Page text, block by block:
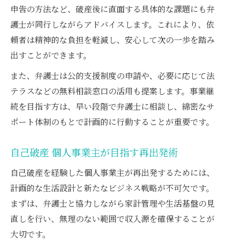
申告の方法など、破産後に直面する具体的な課題にも弁
護士が同行しながらアドバイスします。これにより、依
頼者は精神的な負担を軽減し、安心して次の一歩を踏み
出すことができます。
また、弁護士は公的支援制度の申請や、必要に応じて法
テラスなどの無料相談窓口の活用も提案します。事業継
続を目指す方は、早い段階で弁護士に相談し、綿密なサ
ポート体制のもとで計画的に行動することが重要です。
自己破産 個人事業主が目指す再出発術
自己破産を経験した個人事業主が再出発するためには、
計画的な生活設計と新たなビジネス戦略が不可欠です。
まずは、弁護士と協力しながら家計管理や生活基盤の見
直しを行い、無理のない範囲で収入源を確保することが
大切です。